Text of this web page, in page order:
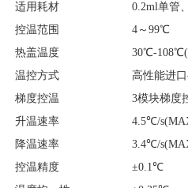
适用耗材
0.2ml单管
控温范围
4～99℃
热盖温度
30℃-108℃(
温控方式
高性能进
梯度控温
3模块梯度
升温速率
4.5℃/
降温速率
3.4℃/
控温精度
±0.1℃